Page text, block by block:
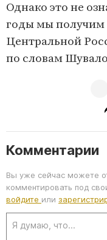
Однако это не
годы мы получим
Центральной
по словам
Комментарии
Вы уже сейчас можете
комментировать под
войдите или